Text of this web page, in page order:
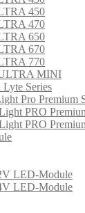
450
470
650
670
770
MINI
Series
Pro Premium
PRO
PRO
LED-Module
LED-Module